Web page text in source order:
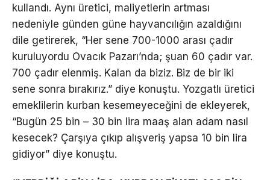
kullandı. Aynı üretici, maliyetlerin artması
nedeniyle günden güne hayvancılığın azaldığını
dile getirerek, “Her sene 700-1000 arası çadır
kuruluyordu Ovacık Pazarı’nda; şuan 60 çadır var.
700 çadır elenmiş. Kalan da biziz. Biz de bir iki
sene sonra bırakırız.” diye konuştu. Yozgatlı üretici
emeklilerin kurban kesemeyeceğini de ekleyerek,
“Bugün 25 bin – 30 bin lira maaş alan adam nasıl
kesecek? Çarşıya çıkıp alışveriş yapsa 10 bin lira
gidiyor” diye konuştu.